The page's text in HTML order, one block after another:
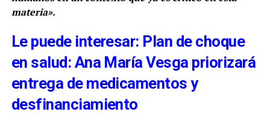
materia».
Le puede interesar: Plan de choque
en salud: Ana María Vesga priorizará
entrega de medicamentos y
desfinanciamiento